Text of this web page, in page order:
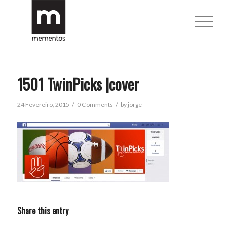
1501 TwinPicks |cover
24 Fevereiro, 2015 / 0 Comments / by jorge
Share this entry